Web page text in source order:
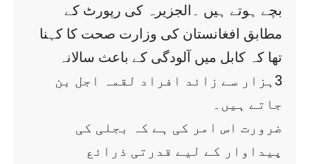
بچے ہوتے ہیں ۔الجزیرہ کی رپورٹ کے
مطابق افغانستان کی وزارت صحت کا کہنا
تھا کہ کابل میں آلودگی کے باعث سالانہ
3ہزار سے زائد افراد لقمہ اجل بن
جاتے ہیں۔
ضرورت اس امر کی ہے کہ بجلی کی
پیداوار کے لیے قدرتی ذرائع